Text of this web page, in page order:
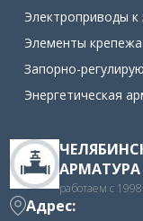
Электроприводы
Элементы крепежа
Запорно-
Энергетическая
АРМАТУРА
работаем с 1998
Адрес: